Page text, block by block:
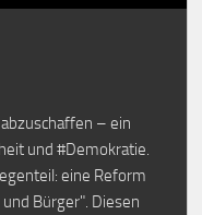
– ein
und #Demokratie.
eine Reform
Bürger". Diesen